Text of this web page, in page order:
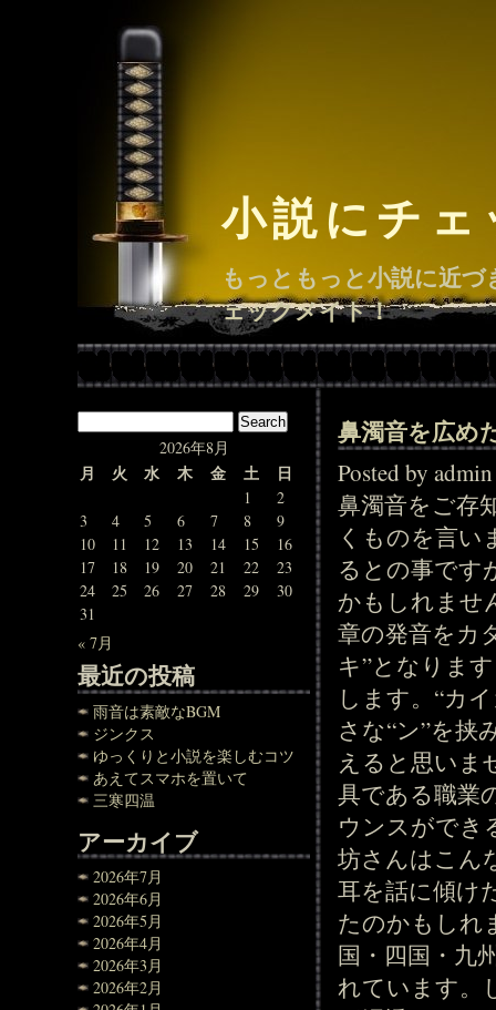
小説にチ
もっともっと小説に近
ェックメイト！
2026年8月
月 火 水 木 金 土 日
1
2
3
4 5 6 7 8
9
10
11 12 13 14 15
16
17
18 19 20 21 22
23
24
25 26 27 28 29
30
31
« 7月
最近の投稿
雨音は素敵なBGM
ジンクス
ゆっくりと小説を楽しむコツ
あえてスマホを置いて
三寒四温
アーカイブ
2026年7月
2026年6月
2026年5月
2026年4月
2026年3月
2026年2月
鼻濁音を広め
Posted by
鼻濁音をご存
くものを言い
るとの事です
かもしれませ
章の発音をカ
キ”となりま
します。“カ
さな“ン”を挟
えると思いま
具である職業
ウンスができ
坊さんはこん
耳を話に傾け
たのかもしれ
国・四国・九
れています。